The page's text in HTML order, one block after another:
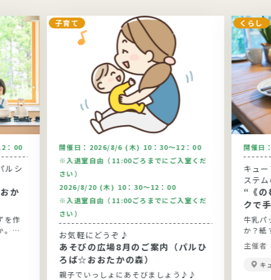
：00
ルシ
を作
。今
子育て
開催日： 2026/8/6 (木) 10：30～12：00
※入退室自由（11:00ごろまでにご入室くだ
さい）
2026/8/20 (木) 10：30～12：00
※入退室自由（11:00ごろまでにご入室くだ
さい）
お気軽にどうぞ♪
あそびの広場8月のご案内（パルひ
ろば☆おおたかの森）
親子でいっしょにあそびましょう♪♪
くらし
開催日
キュ
ステ
“《の
クで
牛乳パ
か？紙
実感
主催者
キ